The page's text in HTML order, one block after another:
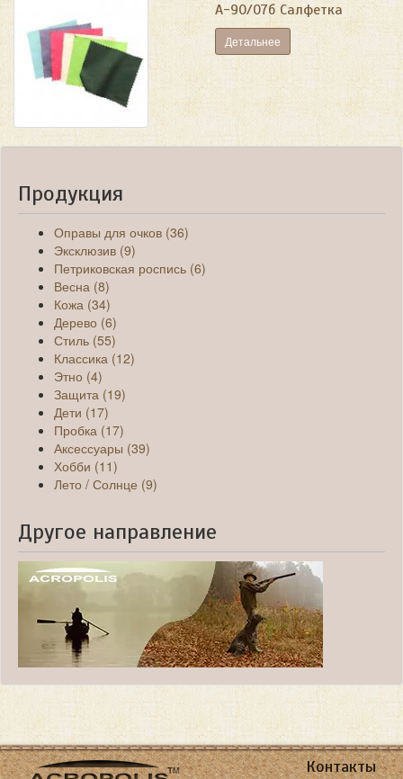
А-90/07б Салфетка
Детальнее
Продукция
Оправы для очков (36)
Эксклюзив (9)
Петриковская роспись (6)
Весна (8)
Кожа (34)
Дерево (6)
Стиль (55)
Классика (12)
Этно (4)
Защита (19)
Дети (17)
Пробка (17)
Аксессуары (39)
Хобби (11)
Лето / Солнце (9)
Другое направление
Контакты